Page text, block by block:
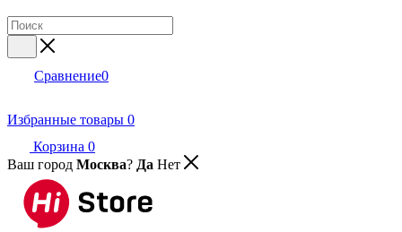
Сравнение0
Избранные товары 0
Корзина 0
Ваш город Москва? Да Нет